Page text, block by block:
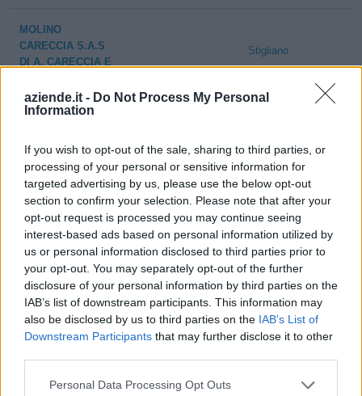
aziende.it - Do Not Process My Personal
Information
If you wish to opt-out of the sale, sharing to third parties, or
processing of your personal or sensitive information for
targeted advertising by us, please use the below opt-out
section to confirm your selection. Please note that after your
opt-out request is processed you may continue seeing
interest-based ads based on personal information utilized by
us or personal information disclosed to third parties prior to
your opt-out. You may separately opt-out of the further
disclosure of your personal information by third parties on the
IAB’s list of downstream participants. This information may
also be disclosed by us to third parties on the IAB’s List of
Downstream Participants that may further disclose it to other
Personal Data Processing Opt Outs
MOLINO
CARECCIA S.A.S
DI A. CARECCIA E
Stigliano
DONNA TINA DI
CAPALBI
DIPERSIA
GIUSEPPE
Stigliano
AUTORICAMBI
SARUBBI S.A.S.
DI G. SARUBBI &
C.
Stigliano
COLANGELO
SALVATORE
Stigliano
DENTALE S.A.S.DI